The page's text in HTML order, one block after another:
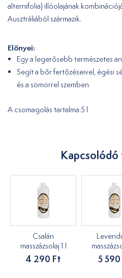
alternifolia) illóolajának
Ausztráliából származik.
Előnyei:
Egy a legerősebb természetes
Segít a bőr fertőzéseivel, égési
és a sömörrel szemben
A csomagolás tartalma:5 l
Csalán
masszázsolaj 1 l
4 290 Ft 5